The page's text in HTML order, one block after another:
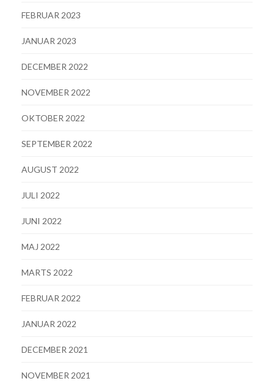
FEBRUAR 2023
JANUAR 2023
DECEMBER 2022
NOVEMBER 2022
OKTOBER 2022
SEPTEMBER 2022
AUGUST 2022
JULI 2022
JUNI 2022
MAJ 2022
MARTS 2022
FEBRUAR 2022
JANUAR 2022
DECEMBER 2021
NOVEMBER 2021